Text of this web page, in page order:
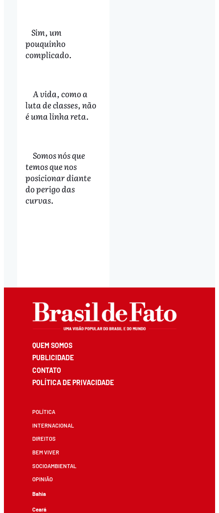
Sim, um
pouquinho
complicado.
A vida, como a
luta de classes, não
é uma linha reta.
Somos nós que
temos que nos
posicionar diante
do perigo das
curvas.
QUEM SOMOS
PUBLICIDADE
CONTATO
POLÍTICA DE PRIVACIDADE
POLÍTICA
INTERNACIONAL
DIREITOS
BEM VIVER
SOCIOAMBIENTAL
OPINIÃO
Bahia
Ceará